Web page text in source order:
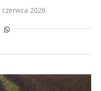
czerwca 2026